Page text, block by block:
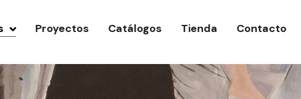
Proyectos Catálogos Tienda Contacto